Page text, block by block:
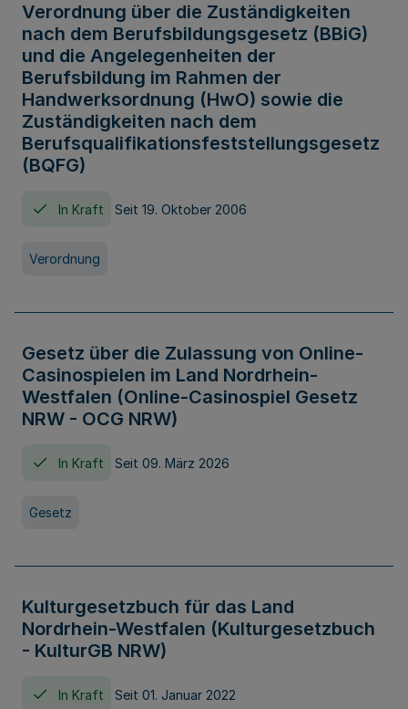
Verordnung über die Zuständigkeiten
nach dem Berufsbildungsgesetz (BBiG)
und die Angelegenheiten der
Berufsbildung im Rahmen der
Handwerksordnung (HwO) sowie die
Zuständigkeiten nach dem
Berufsqualifikationsfeststellungsgesetz
(BQFG)
In Kraft Seit 19. Oktober 2006
Verordnung
Gesetz über die Zulassung von Online-
Casinospielen im Land Nordrhein-
Westfalen (Online-Casinospiel Gesetz
NRW - OCG NRW)
In Kraft Seit 09. März 2026
Gesetz
Kulturgesetzbuch für das Land
Nordrhein-Westfalen (Kulturgesetzbuch
- KulturGB NRW)
In Kraft Seit 01. Januar 2022